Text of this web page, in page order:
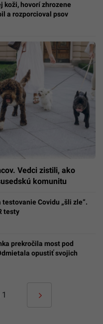
koži, hovorí zhrozene
a rozporcioval psov
Vedci zistili, ako
komunitu
testovanie Covidu „šli zle“.
testy
prekročila most pod
opustiť svojich
1